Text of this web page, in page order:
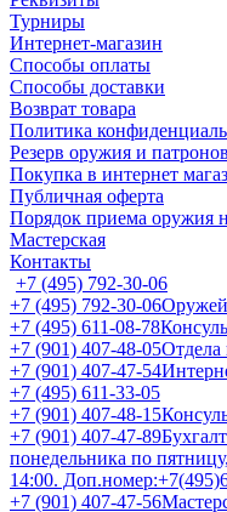
Турниры
Интернет-магазин
Способы оплаты
Способы доставки
Возврат товара
Политика
Резерв оружия и патронов
Покупка в интернет
Публичная оферта
Порядок приема оружия
Мастерская
Контакты
+7 (495) 792-30-06
+7 (495) 792-30-06
+7 (495) 611-08-78
+7 (901) 407-48-05Отдела
+7 (901) 407-47-54
+7 (495) 611-33-05
+7 (901) 407-48-15
+7 (901) 407-47-89
понедельника по
14:00.
+7 (901) 407-47-56